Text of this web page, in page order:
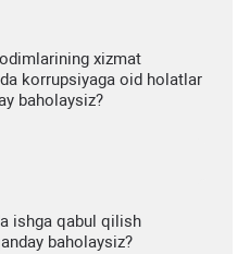
xizmat
korrupsiyaga oid holatlar
baholaysiz?
ishga qabul qilish
baholaysiz?